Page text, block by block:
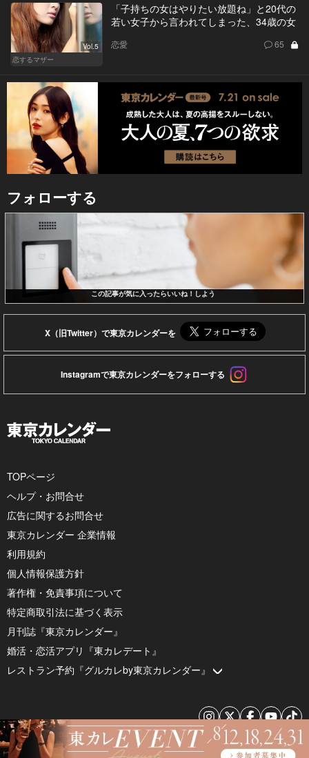
Vol.5
恋するマザー
「子持ちの女はやりたい放題ね」と20代の
若い女子から言われてしまった、34歳の女
恋愛 65
フォローする
この記事が気に入ったらいいね！しよう
X（旧Twitter）で東京カレンダーを
Instagramで東京カレンダーをフォローする
TOPページ
ヘルプ・お問合せ
広告に関するお問合せ
東京カレンダー 企業情報
利用規約
個人情報保護方針
著作権・免責事項について
特定商取引法に基づく表示
月刊誌『東京カレンダー』
婚活・恋活アプリ『東カレデート』
レストラン予約『グルカレby東京カレンダー』
© 2026 by Tokyo Calendar, Inc.